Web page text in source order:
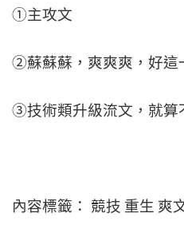
①主攻文
②蘇蘇蘇，爽爽爽，好這
③技術類升級流文，就算
內容標籤： 競技 重生 爽